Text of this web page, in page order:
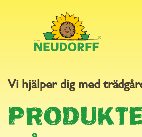
Vi hjälper dig med